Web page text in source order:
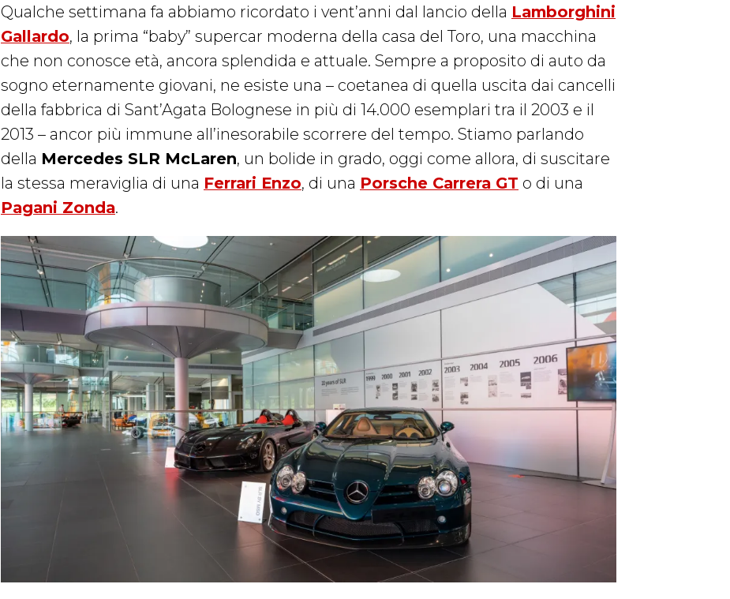
Qualche settimana fa abbiamo ricordato i vent’anni dal lancio della Lamborghini
Gallardo, la prima “baby” supercar moderna della casa del Toro, una macchina
che non conosce età, ancora splendida e attuale. Sempre a proposito di auto da
sogno eternamente giovani, ne esiste una – coetanea di quella uscita dai cancelli
della fabbrica di Sant’Agata Bolognese in più di 14.000 esemplari tra il 2003 e il
2013 – ancor più immune all’inesorabile scorrere del tempo. Stiamo parlando
della Mercedes SLR McLaren, un bolide in grado, oggi come allora, di suscitare
la stessa meraviglia di una Ferrari Enzo, di una Porsche Carrera GT o di una
Pagani Zonda.